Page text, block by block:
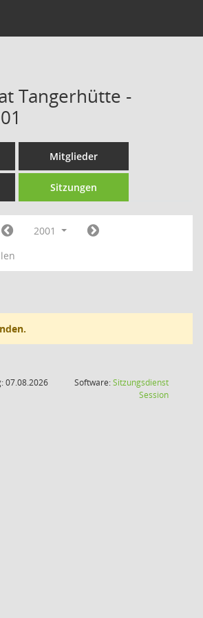
Tangerhütte -
Mitglieder
Sitzungen
2001
07.08.2026
Software:Sitzungsdienst
Session(Wird in